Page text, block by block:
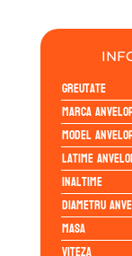
Greutate
Marca
Model
Latime
Inaltime
Diametru
Masa